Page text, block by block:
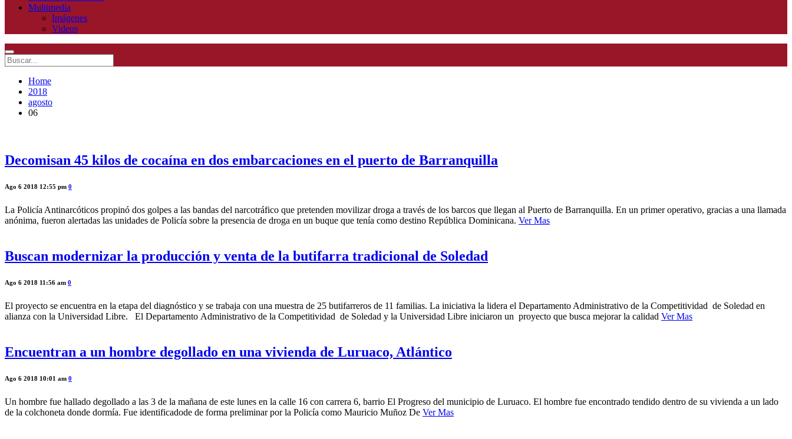
Multimedia
Imágenes
Videos
Home
2018
agosto
06
Decomisan 45 kilos de cocaína en dos embarcaciones en el puerto de Barranquilla
Ago 6 2018 12:55 pm 0
La Policía Antinarcóticos propinó dos golpes a las bandas del narcotráfico que pretenden movilizar droga a través de los barcos que llegan al Puerto de Barranquilla. En un primer operativo, gracias a una llamada
anónima, fueron alertadas las unidades de Policía sobre la presencia de droga en un buque que tenía como destino República Dominicana. Ver Mas
Buscan modernizar la producción y venta de la butifarra tradicional de Soledad
Ago 6 2018 11:56 am 0
El proyecto se encuentra en la etapa del diagnóstico y se trabaja con una muestra de 25 butifarreros de 11 familias. La iniciativa la lidera el Departamento Administrativo de la Competitividad de Soledad en
alianza con la Universidad Libre. El Departamento Administrativo de la Competitividad de Soledad y la Universidad Libre iniciaron un proyecto que busca mejorar la calidad Ver Mas
Encuentran a un hombre degollado en una vivienda de Luruaco, Atlántico
Ago 6 2018 10:01 am 0
Un hombre fue hallado degollado a las 3 de la mañana de este lunes en la calle 16 con carrera 6, barrio El Progreso del municipio de Luruaco. El hombre fue encontrado tendido dentro de su vivienda a un lado
de la colchoneta donde dormía. Fue identificadode de forma preliminar por la Policía como Mauricio Muñoz De Ver Mas